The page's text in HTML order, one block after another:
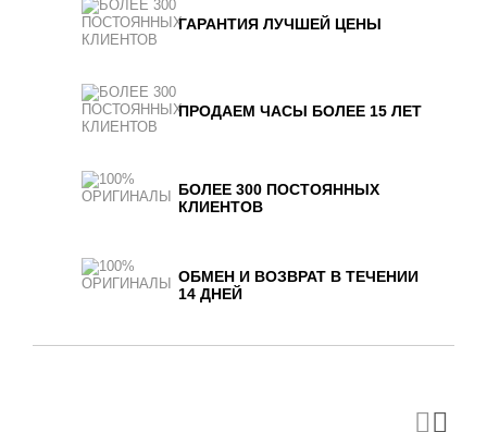
ГАРАНТИЯ ЛУЧШЕЙ ЦЕНЫ
ПРОДАЕМ ЧАСЫ БОЛЕЕ 15 ЛЕТ
БОЛЕЕ 300 ПОСТОЯННЫХ
КЛИЕНТОВ
ОБМЕН И ВОЗВРАТ В ТЕЧЕНИИ
14 ДНЕЙ